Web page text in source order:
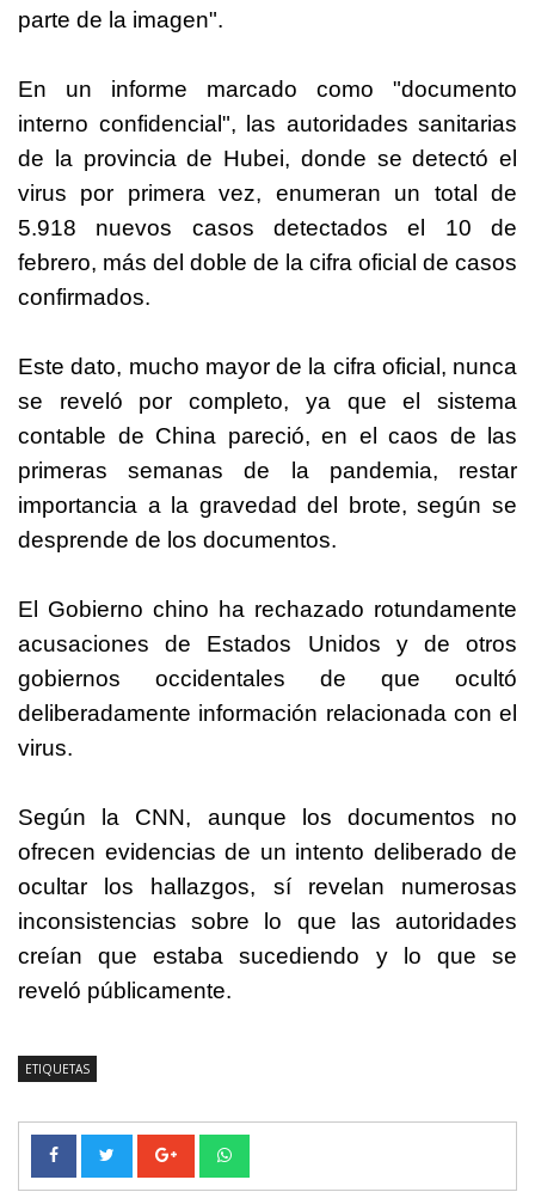
parte de la imagen".
En un informe marcado como "documento
interno confidencial", las autoridades sanitarias
de la provincia de Hubei, donde se detectó el
virus por primera vez, enumeran un total de
5.918 nuevos casos detectados el 10 de
febrero, más del doble de la cifra oficial de casos
confirmados.
Este dato, mucho mayor de la cifra oficial, nunca
se reveló por completo, ya que el sistema
contable de China pareció, en el caos de las
primeras semanas de la pandemia, restar
importancia a la gravedad del brote, según se
desprende de los documentos.
El Gobierno chino ha rechazado rotundamente
acusaciones de Estados Unidos y de otros
gobiernos occidentales de que ocultó
deliberadamente información relacionada con el
virus.
Según la CNN, aunque los documentos no
ofrecen evidencias de un intento deliberado de
ocultar los hallazgos, sí revelan numerosas
inconsistencias sobre lo que las autoridades
creían que estaba sucediendo y lo que se
reveló públicamente.
ETIQUETAS